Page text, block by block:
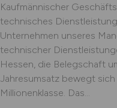
Kaufmännischer
technisches
Unternehmen unseres
technischer
Hessen, die Belegschaft
Jahresumsatz bewegt
Millionenklasse. Das...